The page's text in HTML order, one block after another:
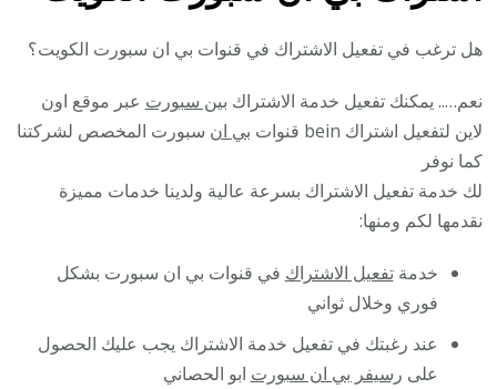
هل ترغب في تفعيل الاشتراك في قنوات بي ان سبورت الكويت؟
نعم….. يمكنك تفعيل خدمة الاشتراك بين سبورت عبر موقع اون
لاين لتفعيل اشتراك bein قنوات
بي ان سبورت المخصص لشركتنا
كما نوفر
لك خدمة تفعيل الاشتراك بسرعة عالية ولدينا خدمات مميزة
نقدمها لكم ومنها:
خدمةتفعيل الاشتراك في قنوات بي ان سبورت بشكل
فوري وخلال ثواني
عند رغبتك في تفعيل خدمة الاشتراك يجب عليك الحصول
على رسيفر بي ان سبورت ابو الحصاني